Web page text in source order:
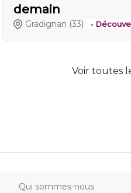
demain
Gradignan (33) •
Voir toutes
Qui sommes-nous